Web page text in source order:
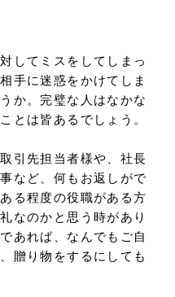
してミスをしてしまっ
手に迷惑をかけてしま
か。完璧な人はなかな
とは皆あるでしょう。
引先担当者様や、社長
など、何もお返しがで
る程度の役職がある方
なのかと思う時があり
あれば、なんでもご自
贈り物をするにしても